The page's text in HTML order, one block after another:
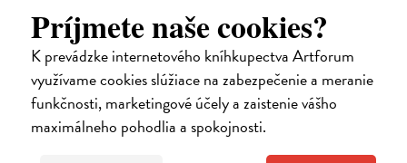
Príjmete naše cookies?
K prevádzke internetového kníhkupectva Artforum
využívame cookies slúžiace na zabezpečenie a meranie
funkčnosti, marketingové účely a zaistenie vášho
maximálneho pohodlia a spokojnosti.
Pomalost, chronologicky první ze čtyř románů Milana Kundery
napsaných francouzsky, vychází v českém překladu Anny
Kareninové. Vydávání Kunderových románů v českém jazyce se
uzavírá.
Na sklade
14,73 €